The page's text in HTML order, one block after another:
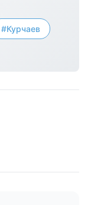
#Курчаев